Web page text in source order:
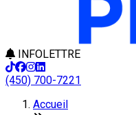
INFOLETTRE
(450) 700-7221
Accueil